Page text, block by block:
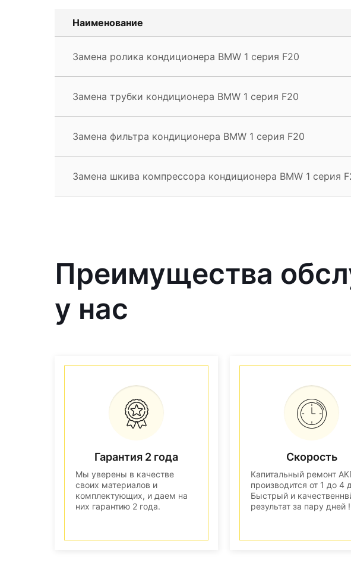
Наименование
Замена ролика кондиционера BMW 1 серия F20
Замена трубки кондиционера BMW 1 серия F20
Замена фильтра кондиционера BMW 1 серия F20
Замена шкива компрессора кондиционера BMW 1 серия
Преимущества
у нас
Гарантия 2 года
Мы уверены в качестве
своих материалов и
комплектующих, и даем на
них гарантию 2 года.
Скорость
Капитальный ремонт
производится от 1 до 4
Быстрый и
результат за пару дней !